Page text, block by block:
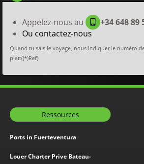
Appelez-nous au
+34 648 89
Ou contactez-nous
Quand tu sais le voyage, nous indiquer le numéro
plaît((*)Ref).
Ressources
Ports in Fuerteventura
Louer Charter Prive Bateau-